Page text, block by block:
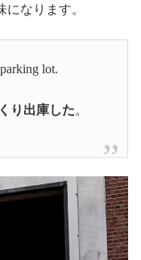
なります。
lot.
り出庫した。